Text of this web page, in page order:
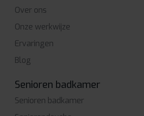
Over ons
Onze werkwijze
Ervaringen
Blog
Senioren badkamer
Senioren badkamer